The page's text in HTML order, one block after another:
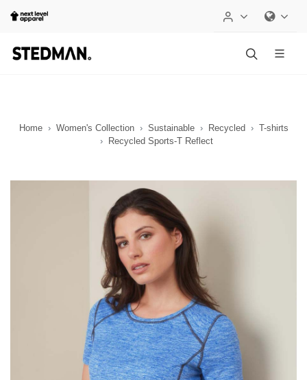
Home Women's Collection Sustainable Recycled
T-shirts
Recycled Sports-T Reflect